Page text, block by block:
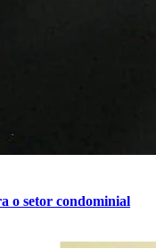
o setor condominial